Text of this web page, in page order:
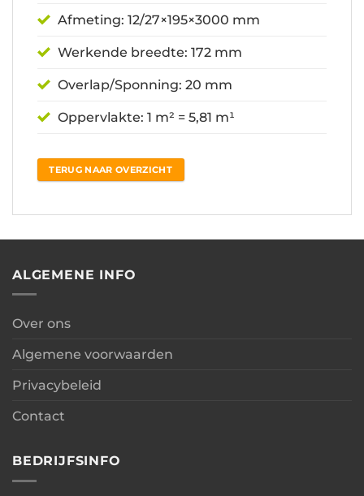
Afmeting: 12/27×195×3000 mm
Werkende breedte: 172 mm
Overlap/Sponning: 20 mm
Oppervlakte: 1 m² = 5,81 m¹
TERUG NAAR OVERZICHT
ALGEMENE INFO
Over ons
Algemene voorwaarden
Privacybeleid
Contact
BEDRIJFSINFO